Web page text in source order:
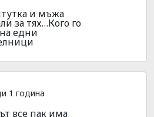
и мъжа
за тях…Кого го
едни
1 година
все пак има